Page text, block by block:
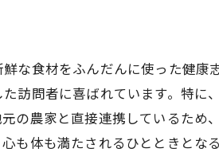
高地トレーニングがもたらす効果
スポーツ合宿の設備とサポート
ペンションでの合宿体験談
な食材をふんだんに使った健
訪問者に喜ばれています。特
の農家と直接連携しているた
も体も満たされるひとときとなる